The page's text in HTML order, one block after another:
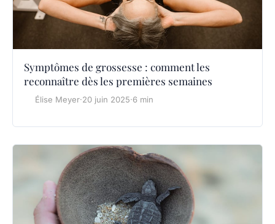
Symptômes de grossesse : comment les
reconnaître dès les premières semaines
Élise Meyer·20 juin 2025·6 min